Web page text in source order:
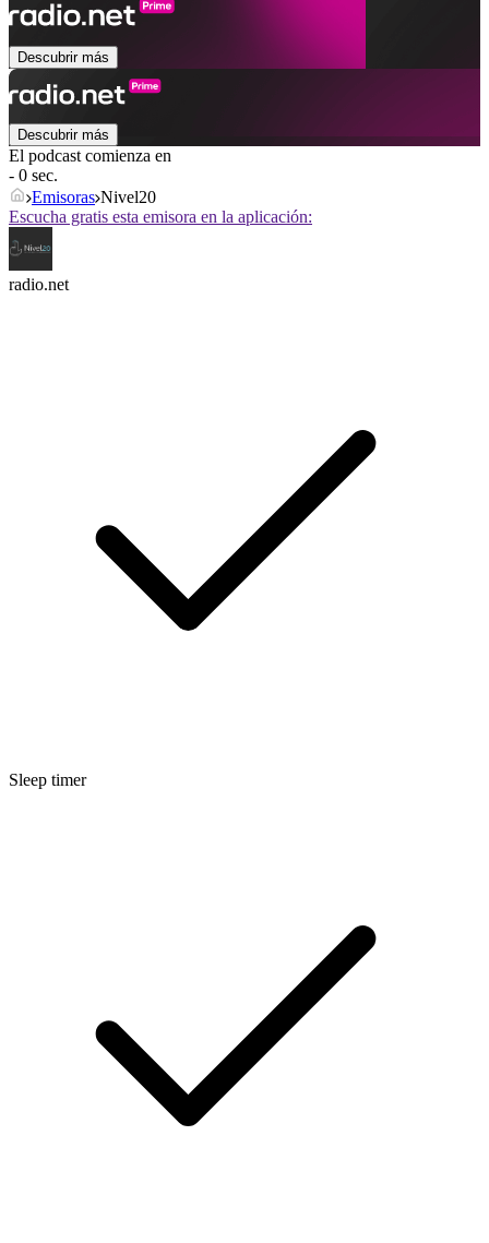
Descubrir más
Descubrir más
El podcast comienza en
- 0 sec.
Emisoras Nivel20
Escucha gratis esta emisora en la aplicación:
radio.net
Sleep timer